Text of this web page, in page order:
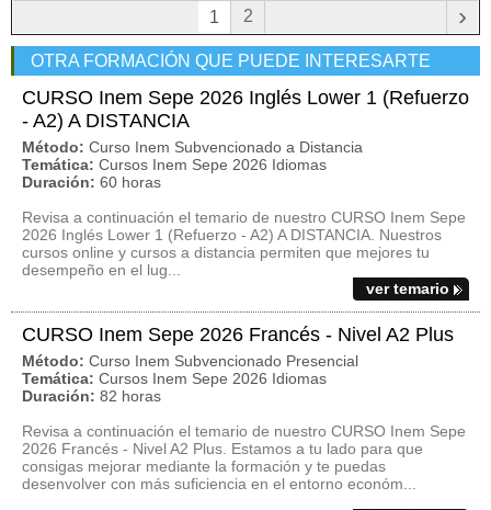
1 2 ›
OTRA FORMACIÓN QUE PUEDE INTERESARTE
CURSO Inem Sepe 2026 Inglés Lower 1 (Refuerzo
- A2) A DISTANCIA
Método: Curso Inem Subvencionado a Distancia
Temática: Cursos Inem Sepe 2026 Idiomas
Duración: 60 horas
Revisa a continuación el temario de nuestro CURSO Inem Sepe
2026 Inglés Lower 1 (Refuerzo - A2) A DISTANCIA. Nuestros
cursos online y cursos a distancia permiten que mejores tu
desempeño en el lug...
ver temario
CURSO Inem Sepe 2026 Francés - Nivel A2 Plus
Método: Curso Inem Subvencionado Presencial
Temática: Cursos Inem Sepe 2026 Idiomas
Duración: 82 horas
Revisa a continuación el temario de nuestro CURSO Inem Sepe
2026 Francés - Nivel A2 Plus. Estamos a tu lado para que
consigas mejorar mediante la formación y te puedas
desenvolver con más suficiencia en el entorno económ...